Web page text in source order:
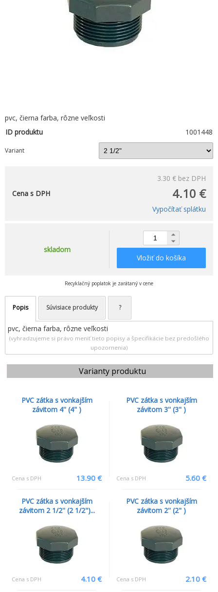
pvc, čierna farba, rôzne veľkosti
ID produktu
1001448
Variant
3.30 € bez DPH
4.10 €
Cena s DPH
Vypočítať splátku
skladom
Vložiť do košíka
Recyklačný poplatok je zarátaný v cene
Popis Súvisiace produkty ?
pvc, čierna farba, rôzne veľkosti
(vyhradzujeme si právo meniť tieto popisy a špecifikácie bez predošlého
upozornenia)
Varianty produktu
PVC zátka s vonkajším
závitom 4'' (4" )
Cena s DPH 13.90 €
PVC zátka s vonkajším
závitom 3'' (3" )
Cena s DPH 5.60 €
PVC zátka s vonkajším
závitom 2 1/2'' (2 1/2")...
Cena s DPH 4.10 €
PVC zátka s vonkajším
závitom 2'' (2" )
Cena s DPH 2.10 €